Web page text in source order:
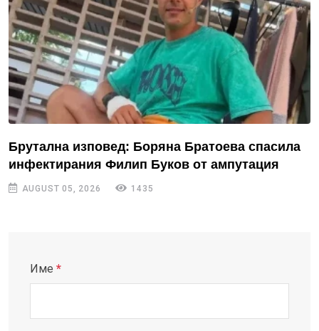
Брутална изповед: Боряна Братоева спасила
инфектирания Филип Буков от ампутация
AUGUST 05, 2026 1435
Име *